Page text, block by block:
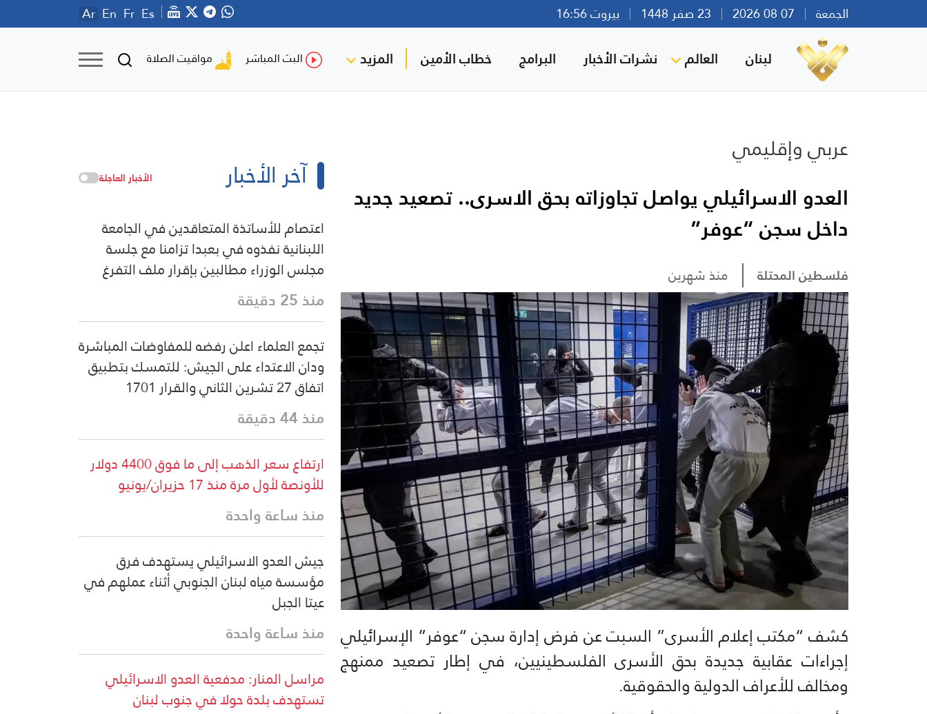
الجمعة بيروت 16:56 Ar En Fr Es
لبنان العالم نشرات الأخبار البرامج خطاب الأمين المزيد البث المباشر مواقيت الصلاة
عربي وإقليمي
العدو الاسرائيلي يواصل تجاوزاته بحق الاسرى.. تصعيد جديد
داخل سجن “عوفر”
فلسطين المحتلة منذ شهرين
كشف “مكتب إعلام الأسرى” السبت عن فرض إدارة سجن “عوفر” الإسرائيلي
إجراءات عقابية جديدة بحق الأسرى الفلسطينيين، في إطار تصعيد ممنهج
ومخالف للأعراف الدولية والحقوقية.
آخر الأخبار الأخبار العاجلة
اعتصام للأساتذة المتعاقدين في الجامعة
اللبنانية نفذوه في بعبدا تزامنا مع جلسة
مجلس الوزراء مطالبين بإقرار ملف التفرغ
منذ 25 دقيقة
تجمع العلماء اعلن رفضه للمفاوضات المباشرة
ودان الاعتداء على الجيش: للتمسك بتطبيق
اتفاق 27 تشرين الثاني والقرار 1701
منذ 44 دقيقة
ارتفاع سعر الذهب إلى ما فوق 4400 دولار
للأونصة لأول مرة منذ 17 حزيران/يونيو
منذ ساعة واحدة
جيش العدو الاسرائيلي يستهدف فرق
مؤسسة مياه لبنان الجنوبي أثناء عملهم في
عيتا الجبل
منذ ساعة واحدة
مراسل المنار: مدفعية العدو الاسرائيلي
تستهدف بلدة حولا في جنوب لبنان